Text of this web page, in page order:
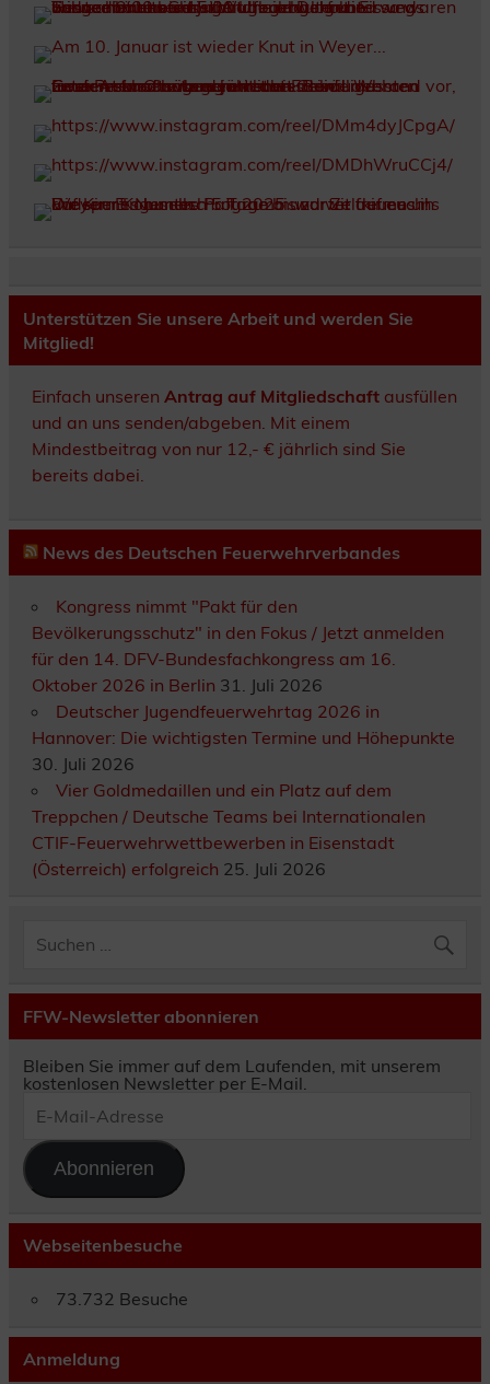
Unterstützen Sie unsere Arbeit und werden Sie
Mitglied!
Einfach unseren Antrag auf Mitgliedschaftausfüllen
und an uns senden/abgeben. Mit einem
Mindestbeitrag von nur 12,- € jährlich sind Sie
bereits dabei.
News des Deutschen Feuerwehrverbandes
Kongress nimmt "Pakt für den
Bevölkerungsschutz" in den Fokus / Jetzt anmelden
für den 14. DFV-Bundesfachkongress am 16.
Oktober 2026 in Berlin 31. Juli 2026
Deutscher Jugendfeuerwehrtag 2026 in
Hannover: Die wichtigsten Termine und Höhepunkte
30. Juli 2026
Vier Goldmedaillen und ein Platz auf dem
Treppchen / Deutsche Teams bei Internationalen
CTIF-Feuerwehrwettbewerben in Eisenstadt
(Österreich) erfolgreich 25. Juli 2026
FFW-Newsletter abonnieren
Bleiben Sie immer auf dem Laufenden, mit unserem
kostenlosen Newsletter per E-Mail.
Mail-
Abonnieren
Webseitenbesuche
73.732 Besuche
Anmeldung